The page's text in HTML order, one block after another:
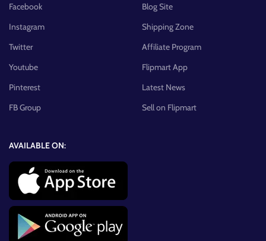
Facebook
Instagram
Twitter
Youtube
Pinterest
FB Group
Blog Site
Shipping Zone
Affiliate Program
Flipmart App
Latest News
Sell on Flipmart
AVAILABLE ON: